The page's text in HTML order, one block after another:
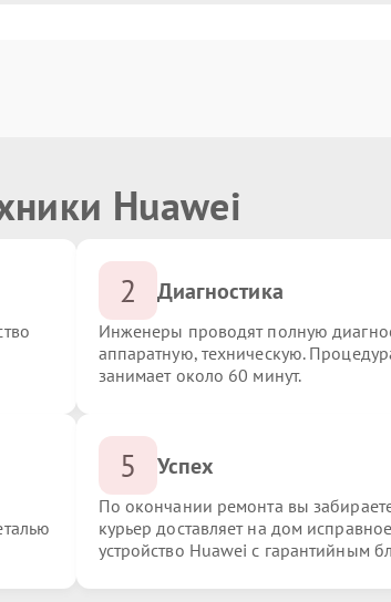
Huawei
2 Диагностика
Инженеры проводят полную
аппаратную, техническую.
занимает около 60 минут.
5 Успех
По окончании ремонта вы
курьер доставляет на дом исправное
устройство Huawei с гарантийным